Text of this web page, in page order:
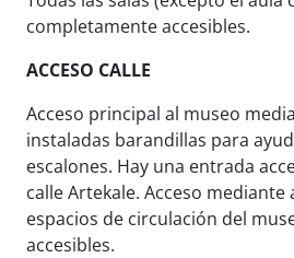
completamente accesibles.
ACCESO CALLE
Acceso principal al museo
instaladas barandillas para
escalones. Hay una entrada
calle Artekale. Acceso mediante
espacios de circulación del
accesibles.